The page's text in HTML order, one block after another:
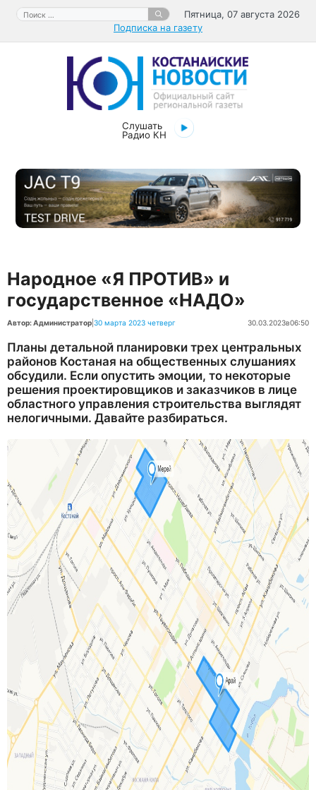
Перейти
содержимому
Поиск:
Пятница, 07 августа 2026
Подписка на газету
Слушать
Радио КН
Народное «Я ПРОТИВ» и
государственное «НАДО»
Автор: Администратор 30 марта 2023 четверг 30.03.2023в06:50
Планы детальной планировки трех центральных
районов Костаная на общественных слушаниях
обсудили. Если опустить эмоции, то некоторые
решения проектировщиков и заказчиков в лице
областного управления строительства выглядят
нелогичными. Давайте разбираться.